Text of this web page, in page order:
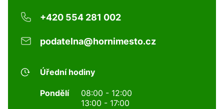
+420 554 281 002
podatelna@hornimesto.cz
Úřední hodiny
Pondělí
08:00 - 12:00
13:00 - 17:00